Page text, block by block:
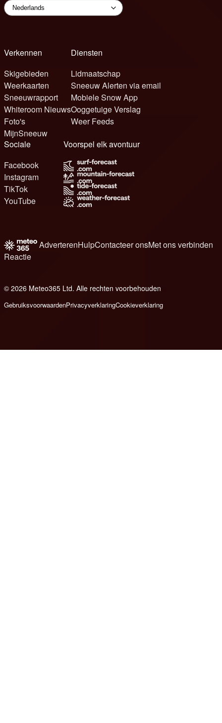
Verkennen
Skigebieden
Weerkaarten
Sneeuwrapport
Whiteroom Nieuws
Foto's
MijnSneeuw
Diensten
Lidmaatschap
Sneeuw Alerten via email
Mobiele Snow App
Ooggetuige Verslag
Weer Feeds
Sociale
Facebook
Instagram
TikTok
YouTube
Voorspel elk avontuur
AdverterenHulpContacteer onsMet ons verbinden
Reactie
© 2026 Meteo365 Ltd. Alle rechten voorbehouden
GebruiksvoorwaardenPrivacyverklaringCookieverklaring